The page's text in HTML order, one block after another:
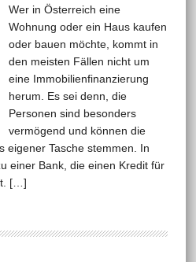
Wer in Österreich eine
Wohnung oder ein Haus kaufen
oder bauen möchte, kommt in
den meisten Fällen nicht um
eine Immobilienfinanzierung
herum. Es sei denn, die
Personen sind besonders
vermögend und können die
eigener Tasche stemmen. In
einer Bank, die einen Kredit für
[…]